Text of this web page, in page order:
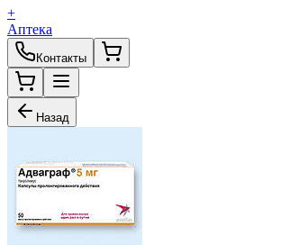
+
Аптека
Контакты
Назад